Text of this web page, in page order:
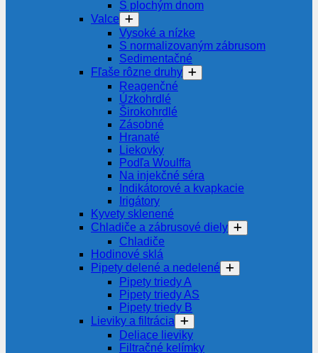
S plochým dnom
Valce
Vysoké a nízke
S normalizovaným zábrusom
Sedimentačné
Fľaše rôzne druhy
Reagenčné
Úzkohrdlé
Širokohrdlé
Zásobné
Hranaté
Liekovky
Podľa Woulffa
Na injekčné séra
Indikátorové a kvapkacie
Irigátory
Kyvety sklenené
Chladiče a zábrusové diely
Chladiče
Hodinové sklá
Pipety delené a nedelené
Pipety triedy A
Pipety triedy AS
Pipety triedy B
Lieviky a filtrácia
Deliace lieviky
Filtračné kelímky